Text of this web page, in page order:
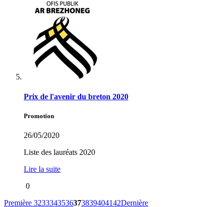
Prix de l'avenir du breton 2020
Promotion
26/05/2020
Liste des lauréats 2020
Lire la suite
0
Première 3233343536373839404142Dernière